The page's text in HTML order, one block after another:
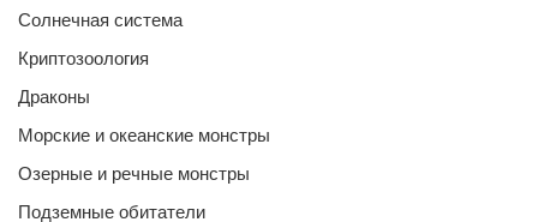
Солнечная система
Криптозоология
Драконы
Морские и океанские монстры
Озерные и речные монстры
Подземные обитатели